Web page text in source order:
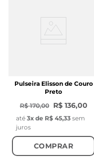
Pulseira Elisson de Couro
Preto
R$ 170,00
R$ 136,00
até 3x de R$ 45,33 sem
juros
COMPRAR